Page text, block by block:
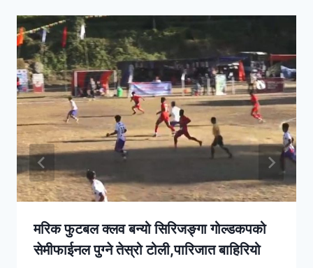
मरिक फुटबल क्लव बन्यो सिरिजङ्गा गोल्डकपको
सेमीफाईनल पुग्ने तेस्रो टोली,पारिजात बाहिरियो